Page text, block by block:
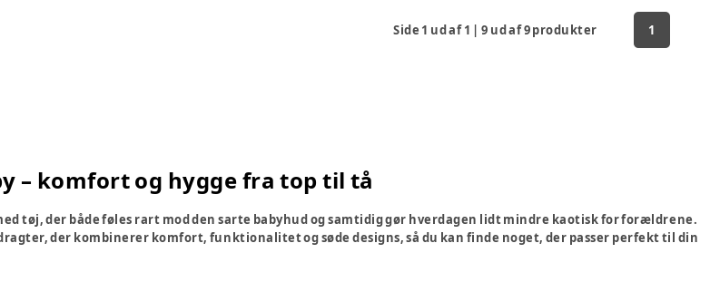
Side 1 ud af1 |9 ud af9produkter 1
– komfort og hygge fra top til tå
tøj, der både føles rart mod den sarte babyhud og samtidig gør hverdagen lidt mindre kaotisk for forældrene.
der kombinerer komfort, funktionalitet og søde designs, så du kan finde noget, der passer perfekt til din